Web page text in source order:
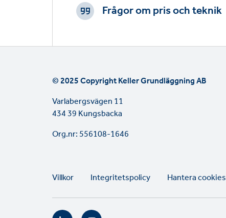
Frågor om pris och teknik
© 2025 Copyright Keller Grundläggning AB
Varlabergsvägen 11
434 39 Kungsbacka
Org.nr: 556108-1646
Legal
Villkor Integritetspolicy Hantera cookies